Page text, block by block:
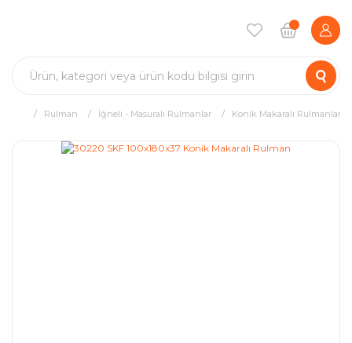
Rulman İğneli - Masuralı Rulmanlar Konik Makaralı Rulmanlar